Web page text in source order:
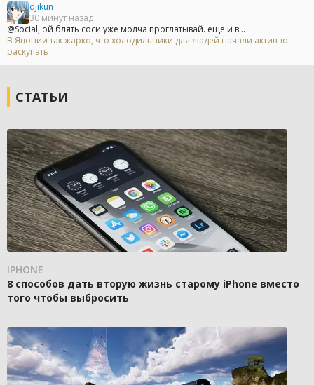
djikun
30 минут назад
@Social, ой блять соси уже молча проглатывай. еще и в...
В Японии так жарко, что холодильники для людей начали активно
раскупать
СТАТЬИ
IPHONE
8 способов дать вторую жизнь старому iPhone вместо
того чтобы выбросить